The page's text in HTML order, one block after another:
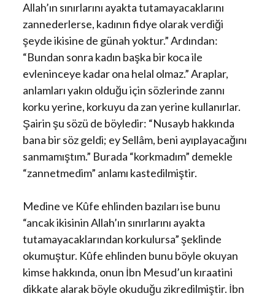
Allah’ın sınırlarını ayakta tutamayacaklarını
zannederlerse, kadının fidye olarak verdiği
şeyde ikisine de günah yoktur.” Ardından:
“Bundan sonra kadın başka bir koca ile
evleninceye kadar ona helal olmaz.” Araplar,
anlamları yakın olduğu için sözlerinde zannı
korku yerine, korkuyu da zan yerine kullanırlar.
Şairin şu sözü de böyledir: “Nusayb hakkında
bana bir söz geldi; ey Sellâm, beni ayıplayacağını
sanmamıştım.” Burada “korkmadım” demekle
“zannetmedim” anlamı kastedilmiştir.
Medine ve Kûfe ehlinden bazıları ise bunu
“ancak ikisinin Allah’ın sınırlarını ayakta
tutamayacaklarından korkulursa” şeklinde
okumuştur. Kûfe ehlinden bunu böyle okuyan
kimse hakkında, onun İbn Mesud’un kıraatini
dikkate alarak böyle okuduğu zikredilmiştir. İbn